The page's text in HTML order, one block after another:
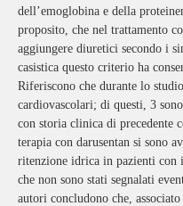
dell’emoglobina e della
proposito, che nel trattamento
aggiungere diuretici secondo i
casistica questo criterio ha
Riferiscono che durante lo
cardiovascolari; di questi, 3
con storia clinica di precedente
terapia con darusentan si sono
ritenzione idrica in pazienti con
che non sono stati segnalati
autori concludono che,